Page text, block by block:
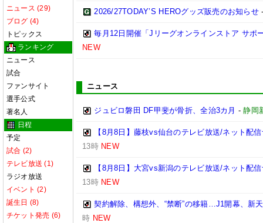
ニュース (29)
ブログ (4)
トピックス
ランキング
ニュース
試合
ファンサイト
選手公式
著名人
日程
予定
試合 (2)
テレビ放送 (1)
ラジオ放送
イベント (2)
誕生日 (8)
チケット発売 (6)
2026/27TODAY’S HEROグッズ販売のお知らせ
毎月12日開催「Jリーグオンラインストア サポ
NEW
ニュース
ジュビロ磐田 DF甲斐が骨折、全治3カ月 -静岡
【8月8日】藤枝vs仙台のテレビ放送/ネット配
13時 NEW
【8月8日】大宮vs新潟のテレビ放送/ネット配
13時 NEW
契約解除、構想外、“禁断”の移籍…J1開幕、新
時 NEW